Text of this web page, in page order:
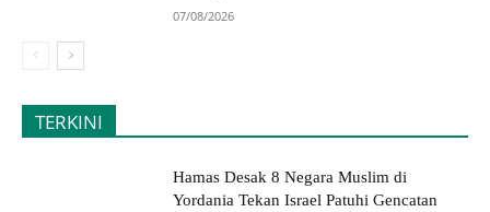
07/08/2026
TERKINI
Hamas Desak 8 Negara Muslim di
Yordania Tekan Israel Patuhi Gencatan